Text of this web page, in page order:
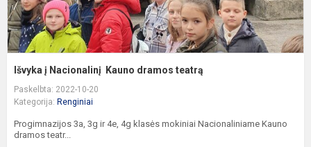
Išvyka į Nacionalinį Kauno dramos teatrą
Paskelbta: 2022-10-20
Kategorija: Renginiai
Progimnazijos 3a, 3g ir 4e, 4g klasės mokiniai Nacionaliniame Kauno
dramos teatr...